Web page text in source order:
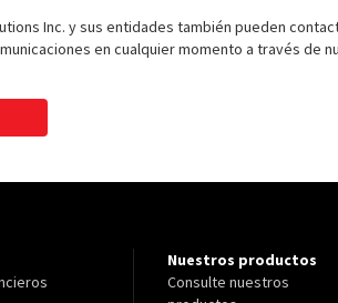
Inc. y sus entidades también pueden
en cualquier momento a través de
Nuestros productos
Consulte nuestros